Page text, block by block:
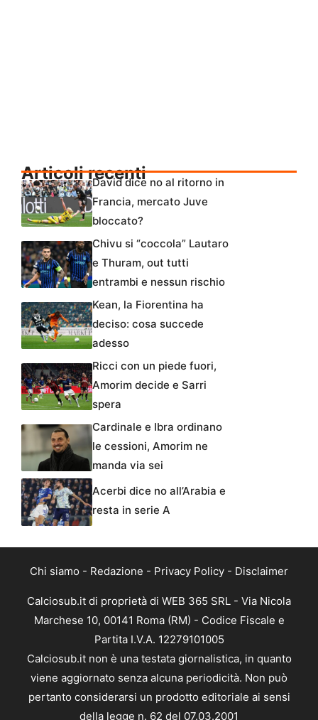
Articoli recentiDavid dice no al ritorno in
Francia, mercato Juve
bloccato?
Chivu si “coccola” Lautaro
e Thuram, out tutti
entrambi e nessun rischio
Kean, la Fiorentina ha
deciso: cosa succede
adesso
Ricci con un piede fuori,
Amorim decide e Sarri
spera
Cardinale e Ibra ordinano
le cessioni, Amorim ne
manda via sei
Acerbi dice no all’Arabia e
resta in serie A
Chi siamo - Redazione - Privacy Policy - Disclaimer
Calciosub.it di proprietà di WEB 365 SRL - Via Nicola
Marchese 10, 00141 Roma (RM) - Codice Fiscale e
Partita I.V.A. 12279101005
Calciosub.it non è una testata giornalistica, in quanto
viene aggiornato senza alcuna periodicità. Non può
pertanto considerarsi un prodotto editoriale ai sensi
della legge n. 62 del 07.03.2001